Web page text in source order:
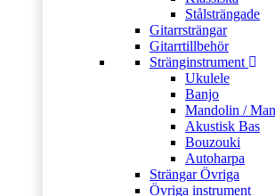
Stålsträngade
Gitarrsträngar
Gitarrtillbehör
Stränginstrument
Ukulele
Banjo
Mandolin /
Akustisk Bas
Bouzouki
Autoharpa
Strängar Övriga
Övriga instrument